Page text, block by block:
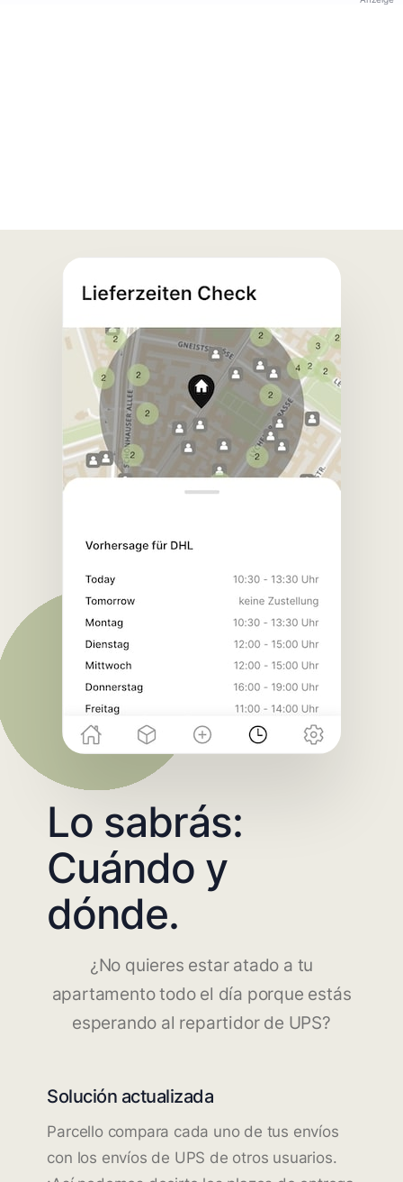
Lo sabrás:
Cuándo y
dónde.
¿No quieres estar atado a tu
apartamento todo el día porque estás
esperando al repartidor de UPS?
Solución actualizada
Parcello compara cada uno de tus envíos
con los envíos de UPS de otros usuarios.